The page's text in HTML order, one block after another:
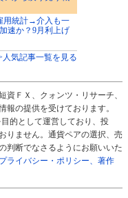
用統計→介入も一
速か？9月利上げ
人気記事一覧を見る
資ＦＸ、クォンツ・リサーチ、
報の提供を受けております。
的として運営しており、投
りません。通貨ペアの選択、売
判断でなさるようにお願いいた
プライバシー・ポリシー、著作